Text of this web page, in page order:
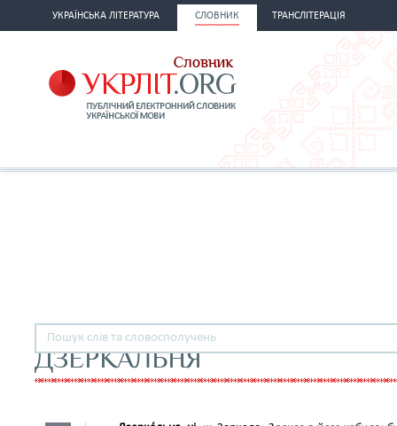
УКРАЇНСЬКА ЛІТЕРАТУРА СЛОВНИК ТРАНСЛІТЕРАЦІЯ
ДЗЕРКАЛЬНЯ